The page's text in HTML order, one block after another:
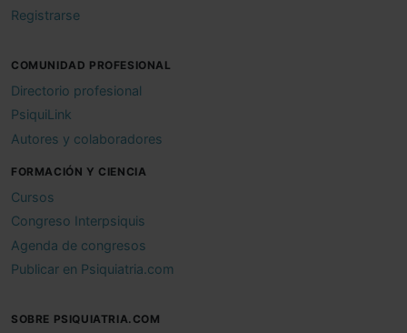
Registrarse
COMUNIDAD PROFESIONAL
Directorio profesional
PsiquiLink
Autores y colaboradores
FORMACIÓN Y CIENCIA
Cursos
Congreso Interpsiquis
Agenda de congresos
Publicar en Psiquiatria.com
SOBRE PSIQUIATRIA.COM